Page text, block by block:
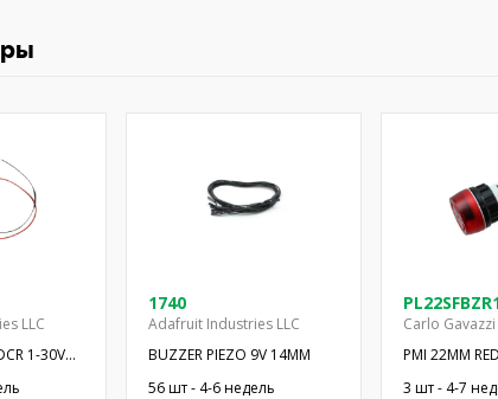
LLC
1-30V
1740
Adafruit Industries LLC
BUZZER PIEZO 9V 14MM
56 шт - 4-6 недель
Carlo Gavazzi
PMI 22MM
W/BUZZER
3 шт - 4-7